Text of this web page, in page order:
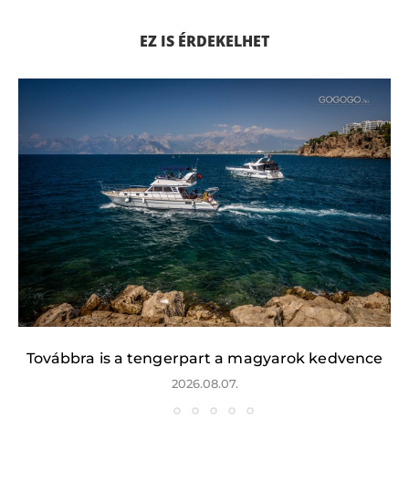
EZ IS ÉRDEKELHET
Továbbra is a tengerpart a magyarok kedvence
2026.08.07.